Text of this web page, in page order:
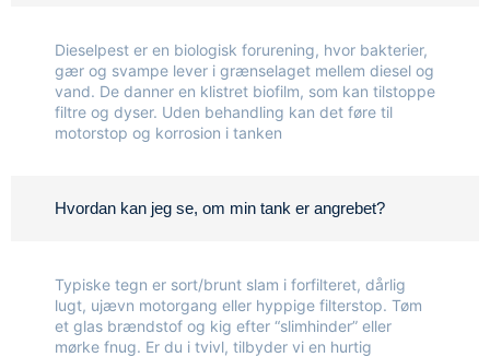
Dieselpest er en biologisk forurening, hvor bakterier,
gær og svampe lever i grænselaget mellem diesel og
vand. De danner en klistret biofilm, som kan tilstoppe
filtre og dyser. Uden behandling kan det føre til
motorstop og korrosion i tanken
Hvordan kan jeg se, om min tank er angrebet?
Typiske tegn er sort/brunt slam i forfilteret, dårlig
lugt, ujævn motorgang eller hyppige filterstop. Tøm
et glas brændstof og kig efter “slimhinder” eller
mørke fnug. Er du i tvivl, tilbyder vi en hurtig